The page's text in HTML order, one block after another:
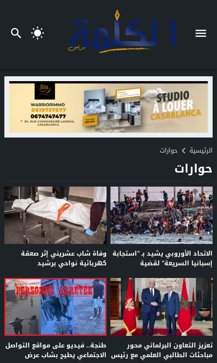
الرئيسية حوارات
حوارات
الاتحاد الأوروبي يشيد بـ “استجابة
إسبانيا السريعة” لقضية
وفاة شاب عشريني إثر صعقة
كهربائية نواحي برشيد
تعزيز التعاون البرلماني محور
مباحثات الطالبي العلمي مع رئيس
طنجة.. فيديو على مواقع التواصل
الاجتماعي يطيح بشاب عرض